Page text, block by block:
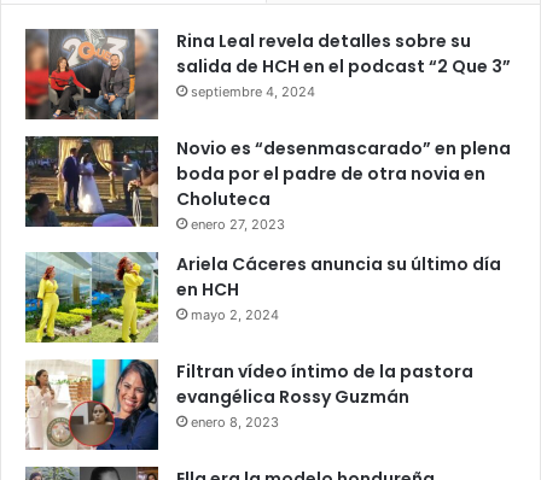
Rina Leal revela detalles sobre su
salida de HCH en el podcast “2 Que 3”
septiembre 4, 2024
Novio es “desenmascarado” en plena
boda por el padre de otra novia en
Choluteca
enero 27, 2023
Ariela Cáceres anuncia su último día
en HCH
mayo 2, 2024
Filtran vídeo íntimo de la pastora
evangélica Rossy Guzmán
enero 8, 2023